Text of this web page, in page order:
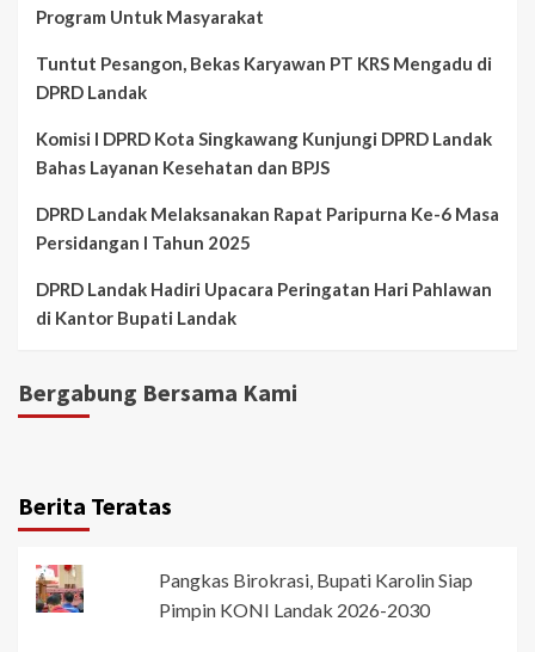
Program Untuk Masyarakat
Tuntut Pesangon, Bekas Karyawan PT KRS Mengadu di
DPRD Landak
Komisi I DPRD Kota Singkawang Kunjungi DPRD Landak
Bahas Layanan Kesehatan dan BPJS
DPRD Landak Melaksanakan Rapat Paripurna Ke-6 Masa
Persidangan I Tahun 2025
DPRD Landak Hadiri Upacara Peringatan Hari Pahlawan
di Kantor Bupati Landak
Bergabung Bersama Kami
Berita Teratas
Pangkas Birokrasi, Bupati Karolin Siap
Pimpin KONI Landak 2026-2030